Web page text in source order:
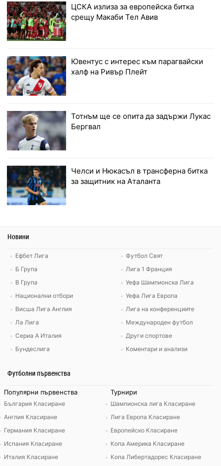
ЦСКА излиза за европейска битка
срещу Макаби Тел Авив
Ювентус с интерес към парагвайски
халф на Ривър Плейт
Тотнъм ще се опита да задържи Лукас
Бергвал
Челси и Нюкасъл в трансферна битка
за защитник на Аталанта
Новини
Ефбет Лига
Б Група
В Група
Национални отбори
Висша Лига Англия
Ла Лига
Сериа А Италия
Бундеслига
Футбол Свят
Лига 1 Франция
Уефа Шампионска Лига
Уефа Лига Европа
Лига на конференциите
Международен футбол
Други спортове
Коментари и анализи
Футболни първенства
Популярни първенства
България Класиране
Англия Класиране
Германия Класиране
Испания Класиране
Италия Класиране
Турнири
Шампионска лига Класиране
Лига Европа Класиране
Европейско Класиране
Копа Америка Класиране
Копа Либертадорес Класиране